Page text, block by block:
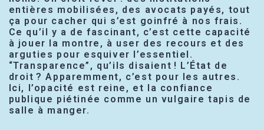
entières mobilisées, des avocats payés, tout
ça pour cacher qui s’est goinfré à nos frais.
Ce qu’il y a de fascinant, c’est cette capacité
à jouer la montre, à user des recours et des
arguties pour esquiver l’essentiel.
“Transparence”, qu’ils disaient ! L’État de
droit ? Apparemment, c’est pour les autres.
Ici, l’opacité est reine, et la confiance
publique piétinée comme un vulgaire tapis de
salle à manger.